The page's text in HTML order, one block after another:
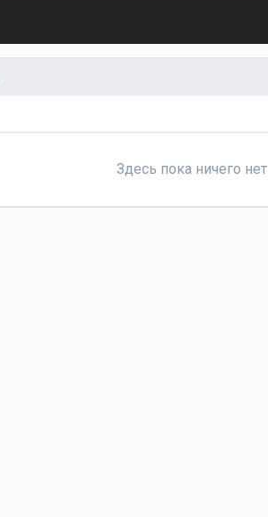
Здесь пока ничего нет